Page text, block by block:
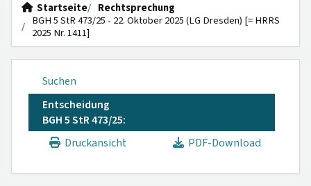
Startseite
Rechtsprechung
BGH 5 StR 473/25 - 22. Oktober 2025 (LG Dresden) [= HRRS
2025 Nr. 1411]
Suchen
Entscheidung
BGH 5 StR 473/25:
Druckansicht
PDF-Download